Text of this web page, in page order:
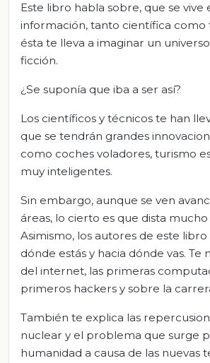
Este libro habla sobre, que se vive
información, tanto científica como
ésta te lleva a imaginar un
ficción.
¿Se suponía que iba a ser así?
Los científicos y técnicos te han
que se tendrán grandes
como coches voladores, turismo
muy inteligentes.
Sin embargo, aunque se ven
áreas, lo cierto es que dista
Asimismo, los autores de este
dónde estás y hacia dónde vas. Te
del internet, las primeras
primeros hackers y sobre la
También te explica las
nuclear y el problema que surge
humanidad a causa de las nuevas